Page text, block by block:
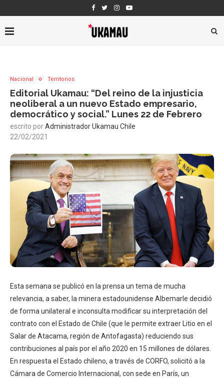
Nacional Territorios
Editorial Ukamau: “Del reino de la injusticia
neoliberal a un nuevo Estado empresario,
democrático y social.” Lunes 22 de Febrero
escrito porAdministrador Ukamau Chile
22/02/2021
Esta semana se publicó en la prensa un tema de mucha
relevancia, a saber, la minera estadounidense Albemarle decidió
de forma unilateral e inconsulta modificar su interpretación del
contrato con el Estado de Chile (que le permite extraer Litio en el
Salar de Atacama, región de Antofagasta) reduciendo sus
contribuciones al país por el año 2020 en 15 millones de dólares.
En respuesta el Estado chileno, a través de CORFO, solicitó a la
Cámara de Comercio Internacional, con sede en París, un